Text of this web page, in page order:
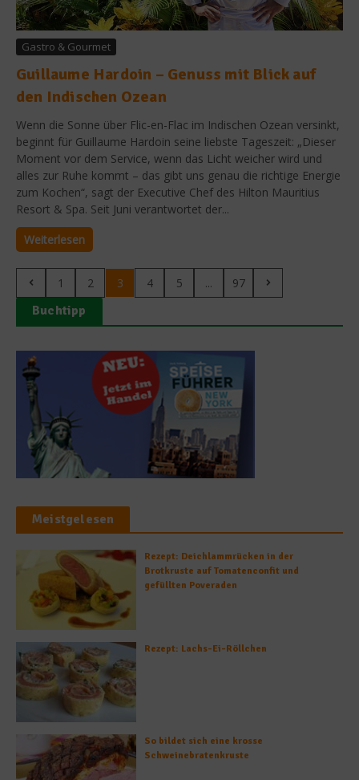
Gastro & Gourmet
Guillaume Hardoin – Genuss mit Blick auf
den Indischen Ozean
Wenn die Sonne über Flic-en-Flac im Indischen Ozean versinkt,
beginnt für Guillaume Hardoin seine liebste Tageszeit: „Dieser
Moment vor dem Service, wenn das Licht weicher wird und
alles zur Ruhe kommt – das gibt uns genau die richtige Energie
zum Kochen“, sagt der Executive Chef des Hilton Mauritius
Resort & Spa. Seit Juni verantwortet der...
Weiterlesen
1 2 3 4 5 ... 97
Buchtipp
Meistgelesen
Rezept: Deichlammrücken in der
Brotkruste auf Tomatenconfit und
gefüllten Poveraden
Rezept: Lachs-Ei-Röllchen
So bildet sich eine krosse
Schweinebratenkruste